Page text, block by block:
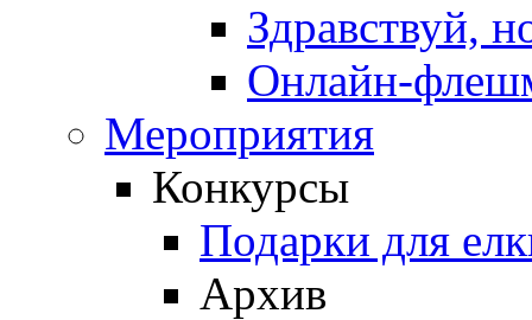
Здравствуй,
Онлайн-
Мероприятия
Конкурсы
Подарки для
Архив